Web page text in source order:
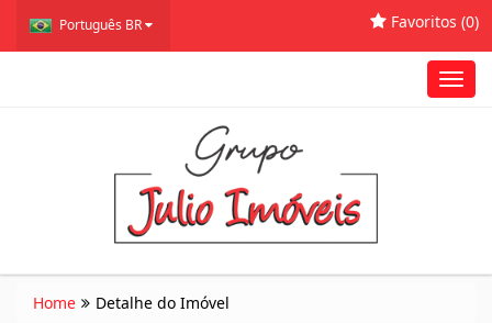
Português BR Favoritos (0)
Home Detalhe do Imóvel